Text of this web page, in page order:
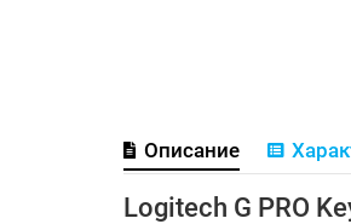
Описание
Logitech G PRO